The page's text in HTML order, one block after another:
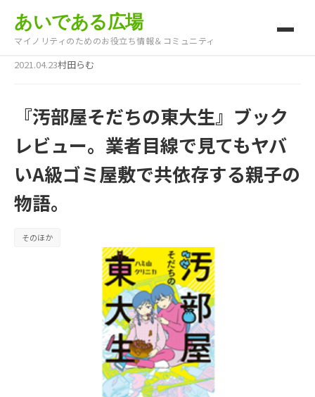
あいである広場
マイノリティのためのお役立ち情報＆コミュニティ
2021.04.23村田らむ
『汚部屋そだちの東大生』ブック
レビュー。業者目線で見てもヤバ
いA級ゴミ屋敷で共依存する親子の
物語。
そのほか